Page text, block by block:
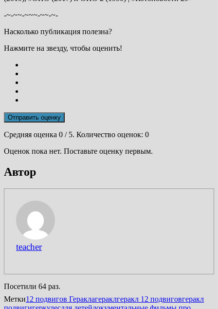
-~-~~-~~~-~~-~-
Насколько публикация полезна?
Нажмите на звезду, чтобы оценить!
Отправить оценку
Средняя оценка 0 / 5. Количество оценок: 0
Оценок пока нет. Поставьте оценку первым.
Автор
teacher
Посетили 64 раз.
Метки12 подвигов Гераклагераклгеракл 12 подвиговгеракл